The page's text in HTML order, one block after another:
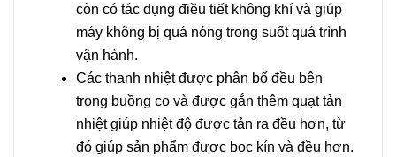
còn có tác dụng điều tiết không khí và giúp
máy không bị quá nóng trong suốt quá trình
vận hành.
Các thanh nhiệt được phân bố đều bên
trong buồng co và được gắn thêm quạt tản
nhiệt giúp nhiệt độ được tản ra đều hơn, từ
đó giúp sản phẩm được bọc kín và đều hơn.